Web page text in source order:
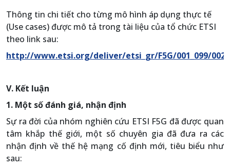
Thông tin chi tiết cho từng mô hình áp dụng thực tế
(Use cases) được mô tả trong tài liệu của tổ chức ETSI
theo link sau:
http://www.etsi.org/deliver/etsi_gr/F5G/001_099/002/
V. Kết luận
1. Một số đánh giá, nhận định
Sự ra đời của nhóm nghiên cứu ETSI F5G đã được quan
tâm khắp thế giới, một số chuyên gia đã đưa ra các
nhận định về thế hệ mạng cố định mới, tiêu biểu như
sau: